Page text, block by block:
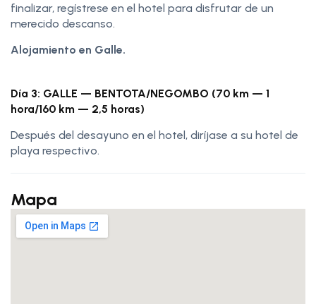
finalizar, regístrese en el hotel para disfrutar de un
merecido descanso.
Alojamiento en Galle.
Día 3: GALLE — BENTOTA/NEGOMBO (70 km — 1
hora/160 km — 2,5 horas)
Después del desayuno en el hotel, diríjase a su hotel de
playa respectivo.
Mapa